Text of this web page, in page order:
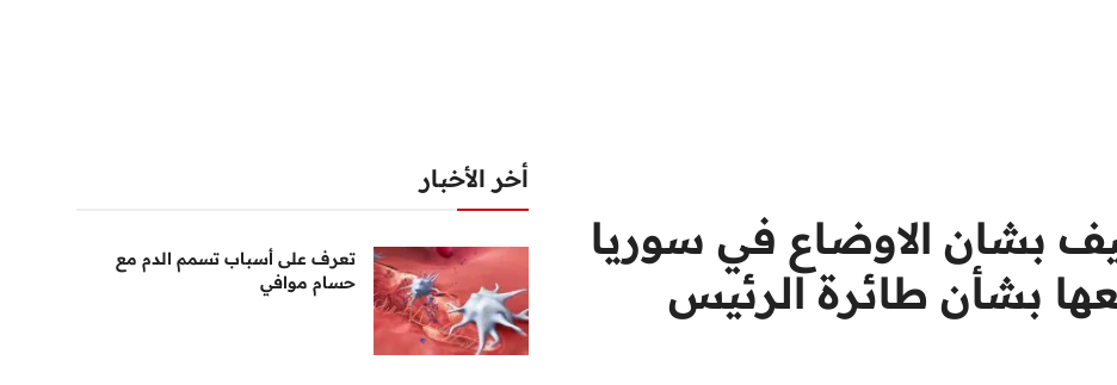
بشان الاوضاع في سوريا
بشأن طائرة الرئيس
أخر الأخبار
تعرف على أسباب تسمم الدم مع
حسام موافي